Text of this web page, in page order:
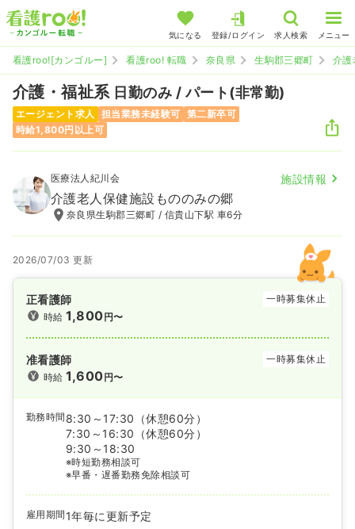
気になる 登録/ログイン 求人検索 メニュー
看護roo![カンゴルー] 看護roo! 転職 奈良県 生駒郡三郷町 介護
介護・福祉系 日勤のみ / パート(非常勤)
エージェント求人 担当業務未経験可 第二新卒可
時給1,800円以上可
医療法人紀川会 施設情報
介護老人保健施設もののみの郷
奈良県生駒郡三郷町 / 信貴山下駅 車6分
2026/07/03 更新
正看護師
一時募集休止
時給1,800円〜
准看護師
一時募集休止
時給1,600円〜
勤務時間 8:30～17:30
（休憩60分）
7:30～16:30
（休憩60分）
9:30～18:30
※時短勤務相談可
※早番・遅番勤務免除相談可
雇用期間 1年毎に更新予定